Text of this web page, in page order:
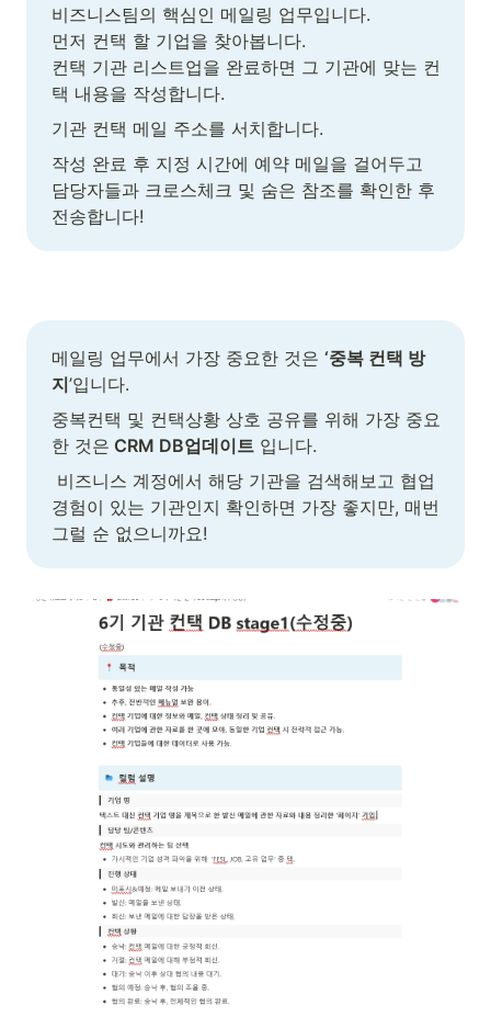
비즈니스팀의 핵심인 메일링 업무입니다.
먼저 컨택 할 기업을 찾아봅니다.
컨택 기관 리스트업을 완료하면 그 기관에 맞는 컨
택 내용을 작성합니다.
기관 컨택 메일 주소를 서치합니다.
작성 완료 후 지정 시간에 예약 메일을 걸어두고
담당자들과 크로스체크 및 숨은 참조를 확인한 후
전송합니다!
메일링 업무에서 가장 중요한 것은 ‘중복 컨택 방
지’입니다.
중복컨택 및 컨택상황 상호 공유를 위해 가장 중요
한 것은 CRM DB업데이트 입니다.
경험이 있는 기관인지 확인하면 가장 좋지만, 매번
그럴 순 없으니까요!